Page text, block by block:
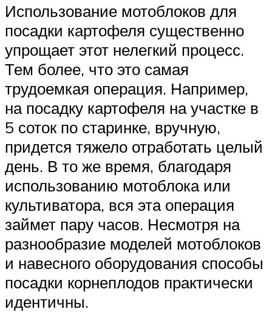
Использование мотоблоков для
посадки картофеля существенно
упрощает этот нелегкий процесс.
Тем более, что это самая
трудоемкая операция. Например,
на посадку картофеля на участке в
5 соток по старинке, вручную,
придется тяжело отработать целый
день. В то же время, благодаря
использованию мотоблока или
культиватора, вся эта операция
займет пару часов. Несмотря на
разнообразие моделей мотоблоков
и навесного оборудования способы
посадки корнеплодов практически
идентичны.